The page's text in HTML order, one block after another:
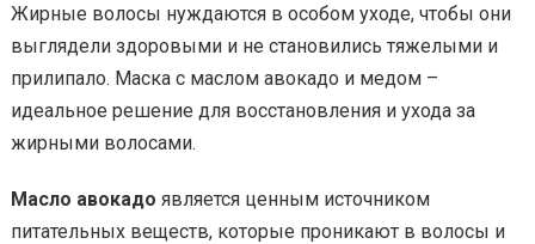
Жирные волосы нуждаются в особом уходе, чтобы они
выглядели здоровыми и не становились тяжелыми и
прилипало. Маска с маслом авокадо и медом –
идеальное решение для восстановления и ухода за
жирными волосами.
Масло авокадо является ценным источником
питательных веществ, которые проникают в волосы и